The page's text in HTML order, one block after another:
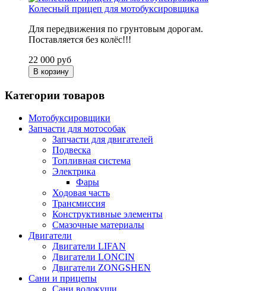
Колесный прицеп для мотобуксировщика
Для передвижения по грунтовым дорогам.
Поставляется без колёс!!!
22 000 руб
В корзину
Категории товаров
Мотобуксировщики
Запчасти для мотособак
Запчасти для двигателей
Подвеска
Топливная система
Электрика
Фары
Ходовая часть
Трансмиссия
Конструктивные элементы
Смазочные материалы
Двигатели
Двигатели LIFAN
Двигатели LONCIN
Двигатели ZONGSHEN
Сани и прицепы